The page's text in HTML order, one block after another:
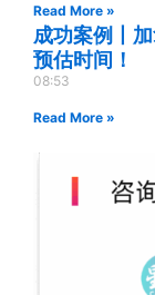
Read More »
成功案例丨
预估时间！
08:53
Read More »